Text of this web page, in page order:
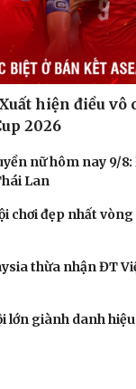
hiện điều vô
2026
nữ hôm nay 9/
Lan
chơi đẹp nhất vòng
thừa nhận ĐT
lớn giành danh